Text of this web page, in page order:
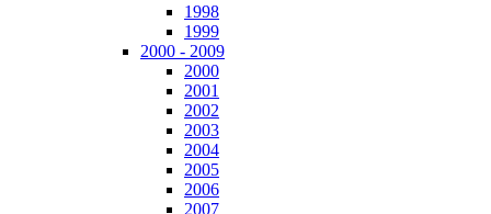
1998
1999
2000 - 2009
2000
2001
2002
2003
2004
2005
2006
2007